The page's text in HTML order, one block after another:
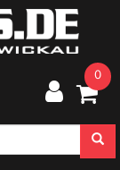
0